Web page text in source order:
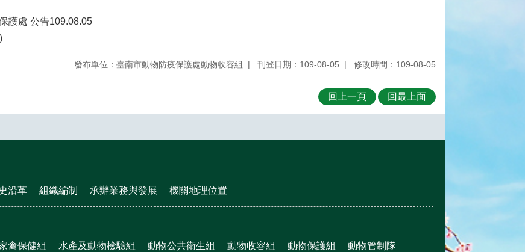
護處 公告109.08.05
發布單位：臺南市動物防疫保護處動物收容組 刊登日期：109-08-05 修改時間：109-08-05
回上一頁 回最上面
沿革 組織編制 承辦業務與發展 機關地理位置
禽保健組 水產及動物檢驗組 動物公共衛生組 動物收容組 動物保護組 動物管制隊